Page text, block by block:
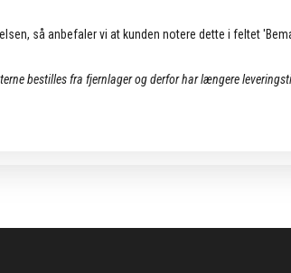
så anbefaler vi at kunden notere dette i feltet
bestilles fra fjernlager og derfor har længere